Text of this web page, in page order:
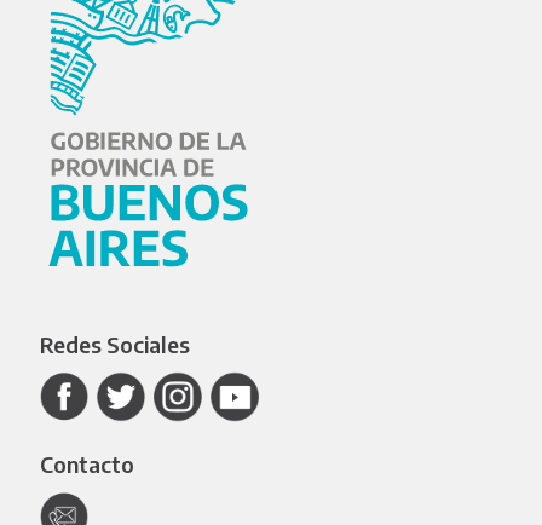
Redes Sociales
Contacto